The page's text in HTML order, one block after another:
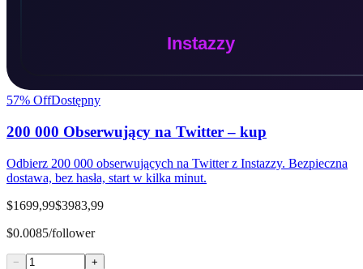
57% OffDostępny
200 000 Obserwujący na Twitter – kup
Odbierz 200 000 obserwujących na Twitter z Instazzy. Bezpieczna
dostawa, bez hasła, start w kilka minut.
$1699,99$3983,99
$0.0085/follower
−
+